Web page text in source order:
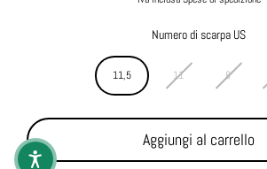
Numero di scarpa US
11,5 11 8
Aggiungi al carrello